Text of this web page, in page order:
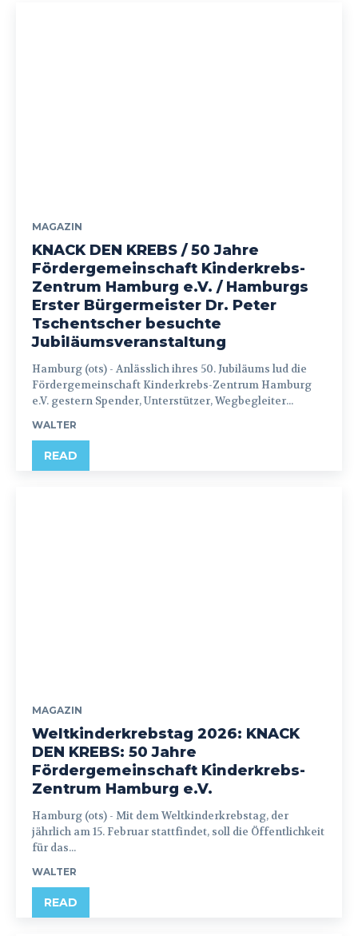
MAGAZIN
KNACK DEN KREBS / 50 Jahre
Fördergemeinschaft Kinderkrebs-
Zentrum Hamburg e.V. / Hamburgs
Erster Bürgermeister Dr. Peter
Tschentscher besuchte
Jubiläumsveranstaltung
Hamburg (ots) - Anlässlich ihres 50. Jubiläums lud die
Fördergemeinschaft Kinderkrebs-Zentrum Hamburg
e.V. gestern Spender, Unterstützer, Wegbegleiter...
WALTER
READ
MAGAZIN
Weltkinderkrebstag 2026: KNACK
DEN KREBS: 50 Jahre
Fördergemeinschaft Kinderkrebs-
Zentrum Hamburg e.V.
Hamburg (ots) - Mit dem Weltkinderkrebstag, der
jährlich am 15. Februar stattfindet, soll die Öffentlichkeit
für das...
WALTER
READ